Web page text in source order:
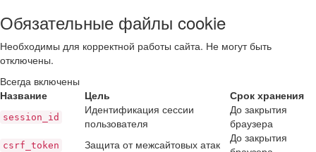
Обязательные файлы cookie
Необходимы для корректной работы сайта. Не могут быть
отключены.
Всегда включены
Название
Цель Срок хранения
session_id
Идентификация сессии
пользователя
До закрытия
браузера
csrf_token Защита от межсайтовых атак
До закрытия